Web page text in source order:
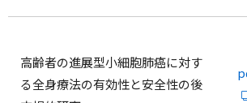
高齢者の進展型小細胞肺癌に対す
る全身療法の有効性と安全性の後